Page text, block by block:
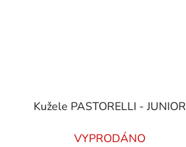
Kužele PASTORELLI - JUNIOR
VYPRODÁNO